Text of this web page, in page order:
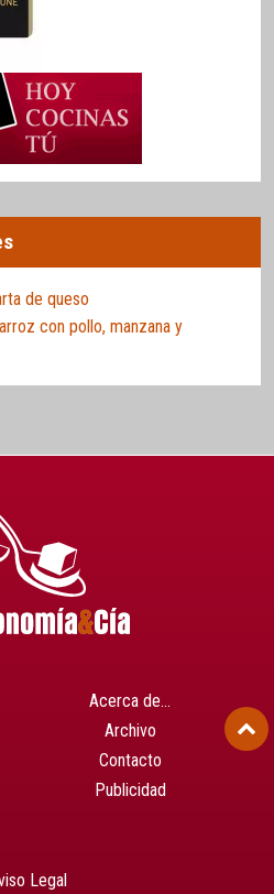
de queso
con pollo, manzana y
Acerca de…
Archivo
Contacto
Publicidad
Legal